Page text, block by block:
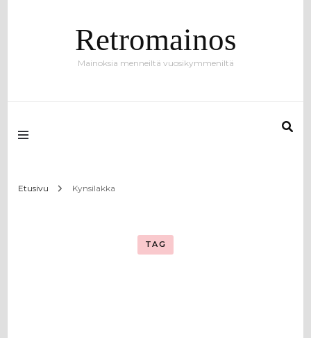
Retromainos
Mainoksia menneiltä vuosikymmeniltä
Etusivu Kynsilakka
TAG